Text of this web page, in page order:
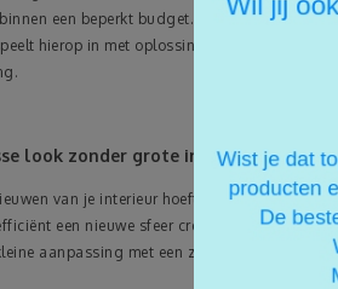
een beperkt budget.
hierop in met oplossingen die
look zonder grote ingrepen
van je interieur hoeft geen grote
een nieuwe sfeer creëren, en net
aanpassing met een zichtbaar en blijvend